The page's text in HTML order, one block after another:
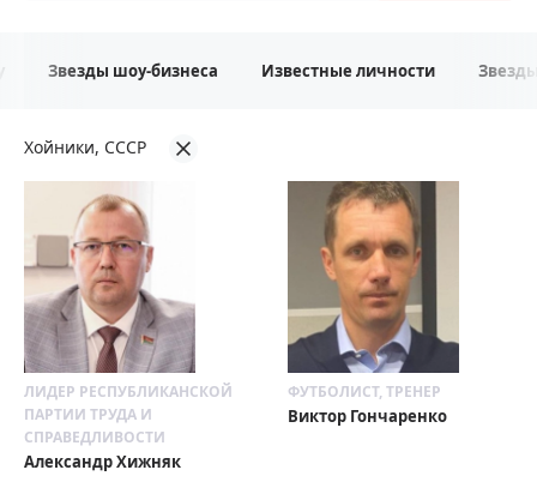
Звезды шоу-бизнеса Известные личности
Хойники, СССР
ЛИДЕР РЕСПУБЛИКАНСКОЙ
ПАРТИИ ТРУДА И
СПРАВЕДЛИВОСТИ
Александр Хижняк
ФУТБОЛИСТ, ТРЕНЕР
Виктор Гончаренко